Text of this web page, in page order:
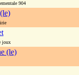
904
joux
(le)